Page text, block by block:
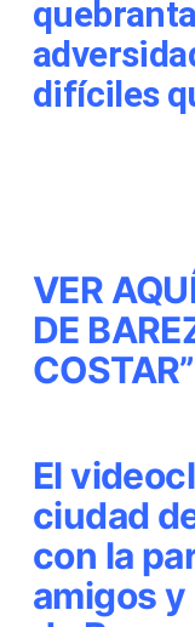
difíciles
VER
DE
COSTAR”
El
ciudad
con la
amigos y